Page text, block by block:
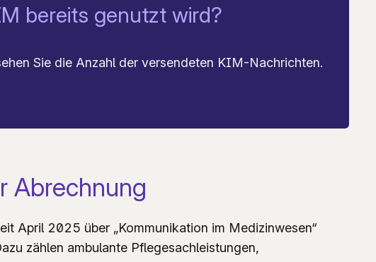
bereits genutzt wird?
Sie die Anzahl der versendeten KIM-Nachrichten.
Abrechnung
April 2025 über „Kommunikation im Medizinwesen“
zählen ambulante Pflegesachleistungen,